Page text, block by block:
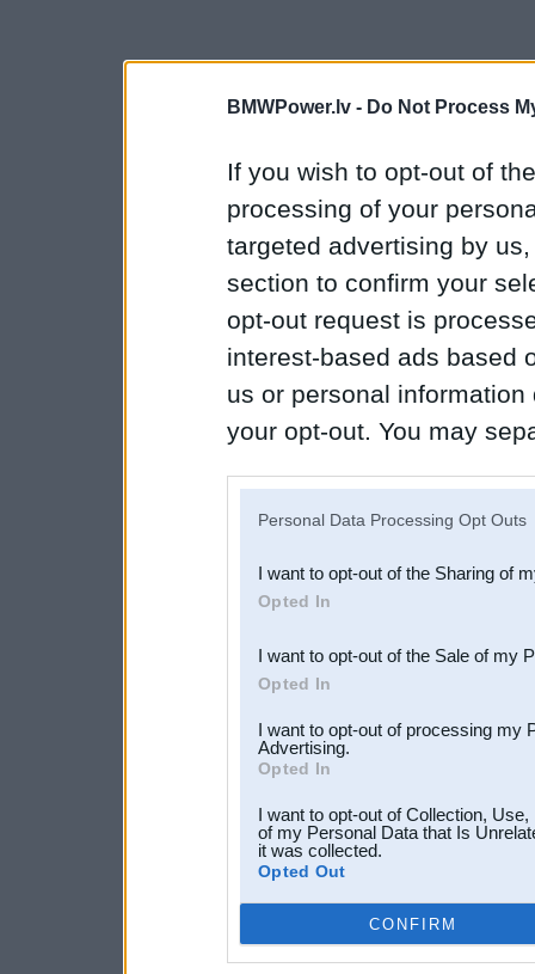
BMWPower.lv - Do Not Process
If you wish to opt-out of
processing of your
targeted advertising by
section to confirm your
opt-out request is
interest-based ads based
us or personal
your opt-out. You may
Downstream Participants
third parties.
Personal Data Processing Opt Outs
I want to opt-out of the Sharing of
Opted In
I want to opt-out of the Sale of my
Opted In
I want to opt-out of processing my
Advertising.
Opted In
I want to opt-out of Collection,
of my Personal Data that Is
it was collected.
Opted Out
CONFIRM